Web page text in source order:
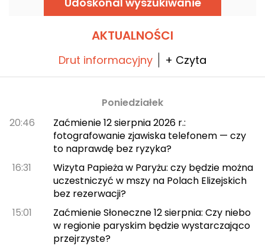
AKTUALNOŚCI
Drut informacyjny + Czyta
Poniedziałek
20:46
Zaćmienie 12 sierpnia 2026 r.:
fotografowanie zjawiska telefonem — czy
to naprawdę bez ryzyka?
16:31
Wizyta Papieża w Paryżu: czy będzie można
uczestniczyć w mszy na Polach Elizejskich
bez rezerwacji?
15:01
Zaćmienie Słoneczne 12 sierpnia: Czy niebo
w regionie paryskim będzie wystarczająco
przejrzyste?